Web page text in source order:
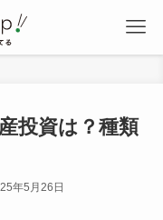
投資は？種類
年5月26日